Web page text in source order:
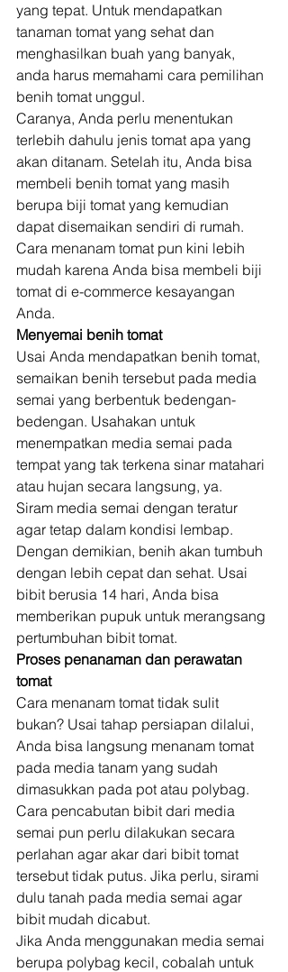
yang tepat. Untuk mendapatkan
tanaman tomat yang sehat dan
menghasilkan buah yang banyak,
anda harus memahami cara pemilihan
benih tomat unggul.
Caranya, Anda perlu menentukan
terlebih dahulu jenis tomat apa yang
akan ditanam. Setelah itu, Anda bisa
membeli benih tomat yang masih
berupa biji tomat yang kemudian
dapat disemaikan sendiri di rumah.
Cara menanam tomat pun kini lebih
mudah karena Anda bisa membeli biji
tomat di e-commerce kesayangan
Anda.
Menyemai benih tomat
Usai Anda mendapatkan benih tomat,
semaikan benih tersebut pada media
semai yang berbentuk bedengan-
bedengan. Usahakan untuk
menempatkan media semai pada
tempat yang tak terkena sinar matahari
atau hujan secara langsung, ya.
Siram media semai dengan teratur
agar tetap dalam kondisi lembap.
Dengan demikian, benih akan tumbuh
dengan lebih cepat dan sehat. Usai
bibit berusia 14 hari, Anda bisa
memberikan pupuk untuk merangsang
pertumbuhan bibit tomat.
Proses penanaman dan perawatan
tomat
Cara menanam tomat tidak sulit
bukan? Usai tahap persiapan dilalui,
Anda bisa langsung menanam tomat
pada media tanam yang sudah
dimasukkan pada pot atau polybag.
Cara pencabutan bibit dari media
semai pun perlu dilakukan secara
perlahan agar akar dari bibit tomat
tersebut tidak putus. Jika perlu, sirami
dulu tanah pada media semai agar
bibit mudah dicabut.
Jika Anda menggunakan media semai
berupa polybag kecil, cobalah untuk